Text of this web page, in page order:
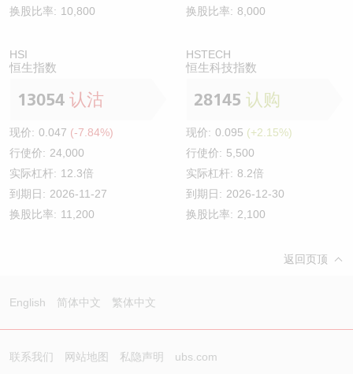
换股比率: 10,800
换股比率: 8,000
HSI
恒生指数
13054 认沽
现价: 0.047 (-7.84%)
行使价: 24,000
实际杠杆: 12.3倍
到期日: 2026-11-27
换股比率: 11,200
HSTECH
恒生科技指数
28145 认购
现价: 0.095 (+2.15%)
行使价: 5,500
实际杠杆: 8.2倍
到期日: 2026-12-30
换股比率: 2,100
返回页顶
English 简体中文 繁体中文
联系我们 网站地图 私隐声明 ubs.com